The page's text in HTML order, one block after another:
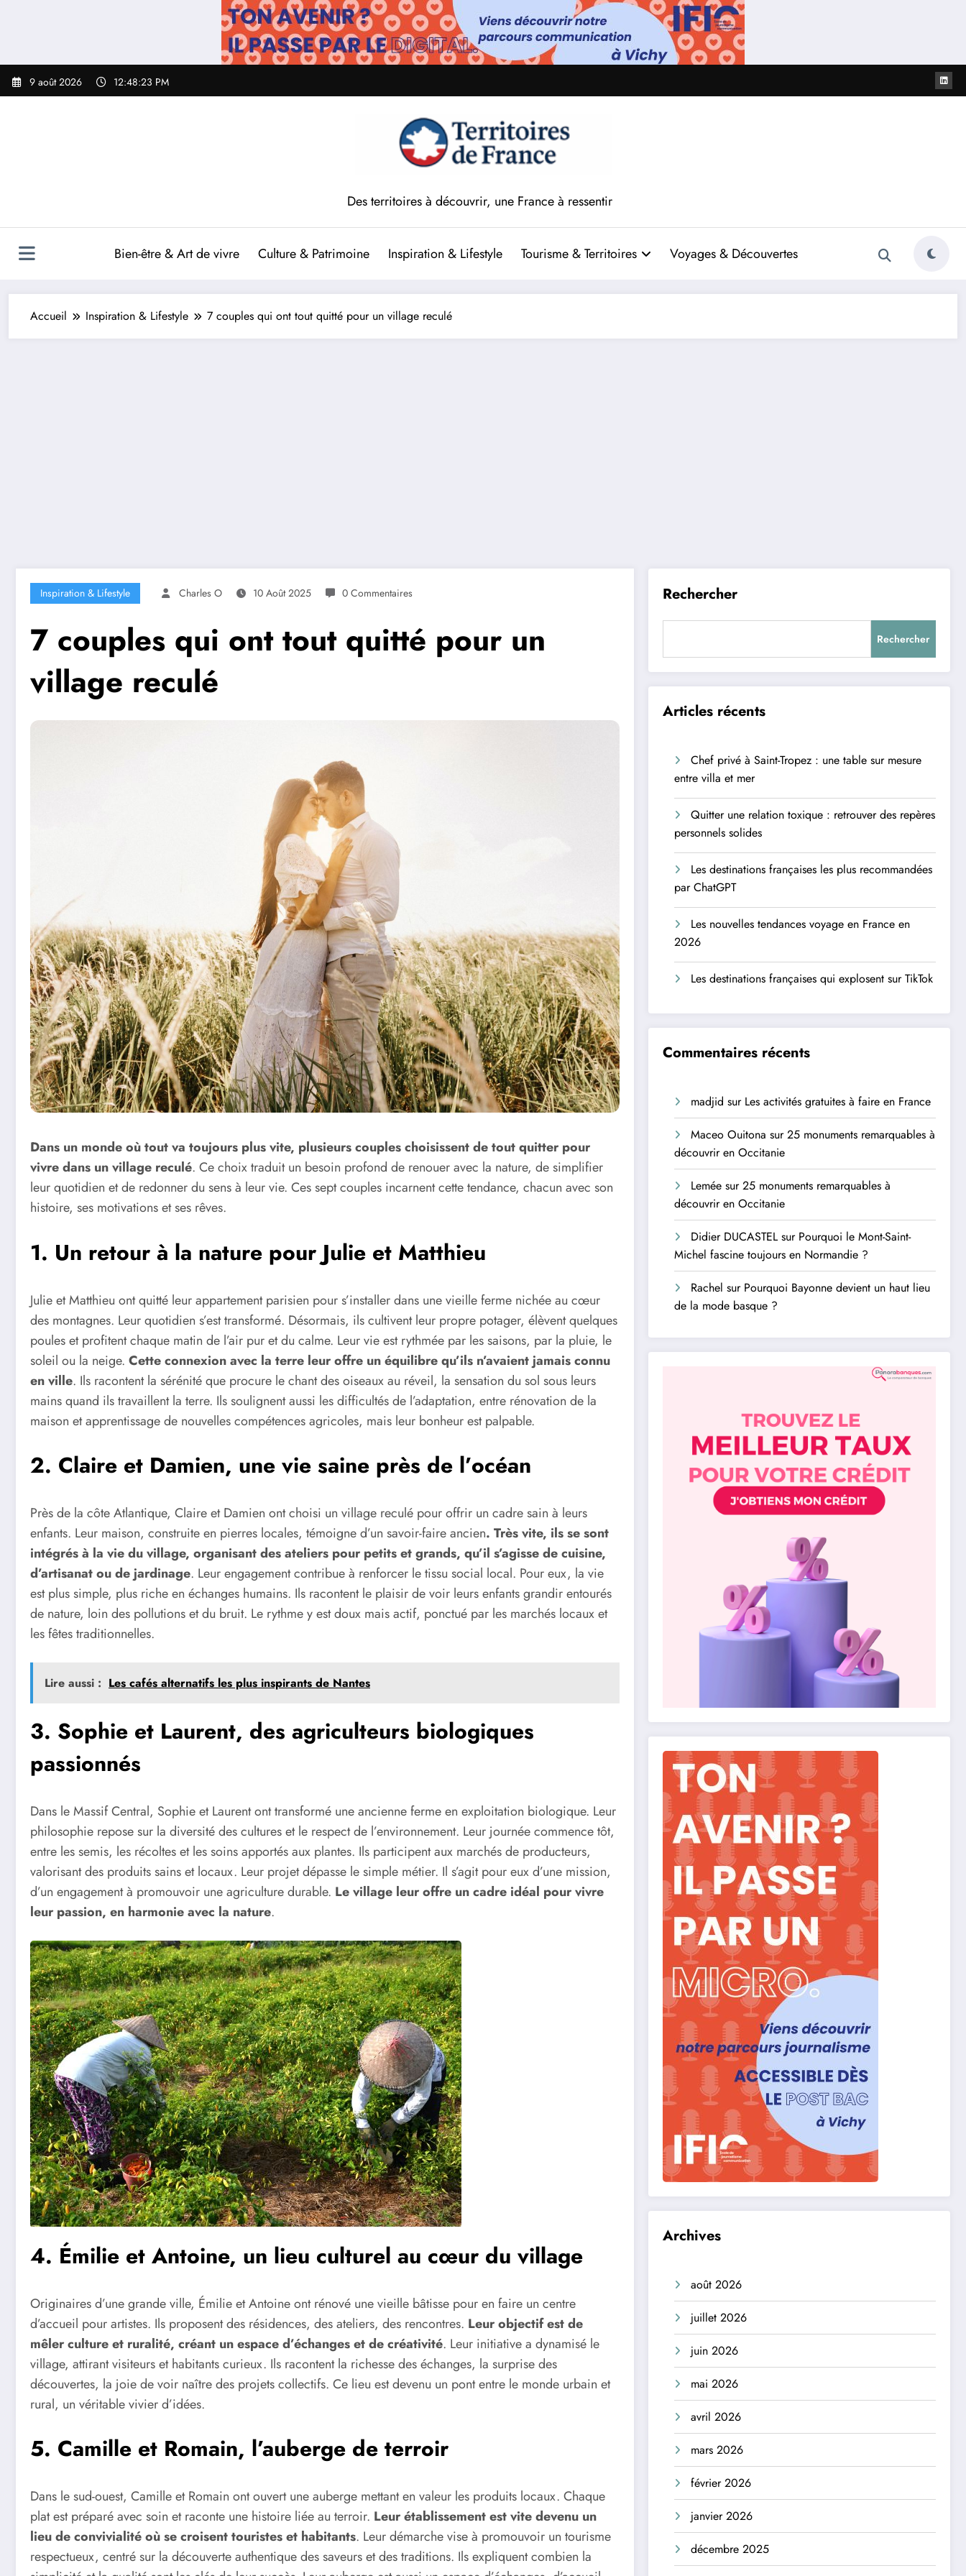
9 août 2026 12:48:24 PM
Des territoires à découvrir, une France à ressentir
Bien-être & Art de vivre Culture & Patrimoine Inspiration & Lifestyle Tourisme & Territoires Voyages & Découvertes
Accueil Inspiration & Lifestyle 7 couples qui ont tout quitté pour un village reculé
Inspiration & Lifestyle Charles O 10 Août 2025 0 Commentaires
7 couples qui ont tout quitté pour un
village reculé
Dans un monde où tout va toujours plus vite, plusieurs couples choisissent de tout quitter pour
vivre dans un village reculé. Ce choix traduit un besoin profond de renouer avec la nature, de simplifier
leur quotidien et de redonner du sens à leur vie. Ces sept couples incarnent cette tendance, chacun avec son
histoire, ses motivations et ses rêves.
1. Un retour à la nature pour Julie et Matthieu
Julie et Matthieu ont quitté leur appartement parisien pour s’installer dans une vieille ferme nichée au cœur
des montagnes. Leur quotidien s’est transformé. Désormais, ils cultivent leur propre potager, élèvent quelques
poules et profitent chaque matin de l’air pur et du calme. Leur vie est rythmée par les saisons, par la pluie, le
soleil ou la neige. Cette connexion avec la terre leur offre un équilibre qu’ils n’avaient jamais connu
en ville. Ils racontent la sérénité que procure le chant des oiseaux au réveil, la sensation du sol sous leurs
mains quand ils travaillent la terre. Ils soulignent aussi les difficultés de l’adaptation, entre rénovation de la
maison et apprentissage de nouvelles compétences agricoles, mais leur bonheur est palpable.
2. Claire et Damien, une vie saine près de l’océan
Près de la côte Atlantique, Claire et Damien ont choisi un village reculé pour offrir un cadre sain à leurs
enfants. Leur maison, construite en pierres locales, témoigne d’un savoir-faire ancien. Très vite, ils se sont
intégrés à la vie du village, organisant des ateliers pour petits et grands, qu’il s’agisse de cuisine,
d’artisanat ou de jardinage. Leur engagement contribue à renforcer le tissu social local. Pour eux, la vie
est plus simple, plus riche en échanges humains. Ils racontent le plaisir de voir leurs enfants grandir entourés
de nature, loin des pollutions et du bruit. Le rythme y est doux mais actif, ponctué par les marchés locaux et
les fêtes traditionnelles.
Lire aussi : Les cafés alternatifs les plus inspirants de Nantes
3. Sophie et Laurent, des agriculteurs biologiques
passionnés
Dans le Massif Central, Sophie et Laurent ont transformé une ancienne ferme en exploitation biologique. Leur
philosophie repose sur la diversité des cultures et le respect de l’environnement. Leur journée commence tôt,
entre les semis, les récoltes et les soins apportés aux plantes. Ils participent aux marchés de producteurs,
valorisant des produits sains et locaux. Leur projet dépasse le simple métier. Il s’agit pour eux d’une mission,
d’un engagement à promouvoir une agriculture durable. Le village leur offre un cadre idéal pour vivre
leur passion, en harmonie avec la nature.
4. Émilie et Antoine, un lieu culturel au cœur du village
Originaires d’une grande ville, Émilie et Antoine ont rénové une vieille bâtisse pour en faire un centre
d’accueil pour artistes. Ils proposent des résidences, des ateliers, des rencontres. Leur objectif est de
mêler culture et ruralité, créant un espace d’échanges et de créativité. Leur initiative a dynamisé le
village, attirant visiteurs et habitants curieux. Ils racontent la richesse des échanges, la surprise des
découvertes, la joie de voir naître des projets collectifs. Ce lieu est devenu un pont entre le monde urbain et
rural, un véritable vivier d’idées.
5. Camille et Romain, l’auberge de terroir
Dans le sud-ouest, Camille et Romain ont ouvert une auberge mettant en valeur les produits locaux. Chaque
plat est préparé avec soin et raconte une histoire liée au terroir. Leur établissement est vite devenu un
lieu de convivialité où se croisent touristes et habitants. Leur démarche vise à promouvoir un tourisme
respectueux, centré sur la découverte authentique des saveurs et des traditions. Ils expliquent combien la
Rechercher
Rechercher
Articles récents
Chef privé à Saint-Tropez : une table sur mesure
entre villa et mer
Quitter une relation toxique : retrouver des repères
personnels solides
Les destinations françaises les plus recommandées
par ChatGPT
Les nouvelles tendances voyage en France en
2026
Les destinations françaises qui explosent sur TikTok
Commentaires récents
madjid sur Les activités gratuites à faire en France
Maceo Ouitona sur25 monuments remarquables à
découvrir en Occitanie
Lemée sur25 monuments remarquables à
découvrir en Occitanie
Didier DUCASTEL sur Pourquoi le Mont-Saint-
Michel fascine toujours en Normandie ?
Rachel sur Pourquoi Bayonne devient un haut lieu
de la mode basque ?
Archives
août 2026
juillet 2026
juin 2026
mai 2026
avril 2026
mars 2026
février 2026
janvier 2026
décembre 2025